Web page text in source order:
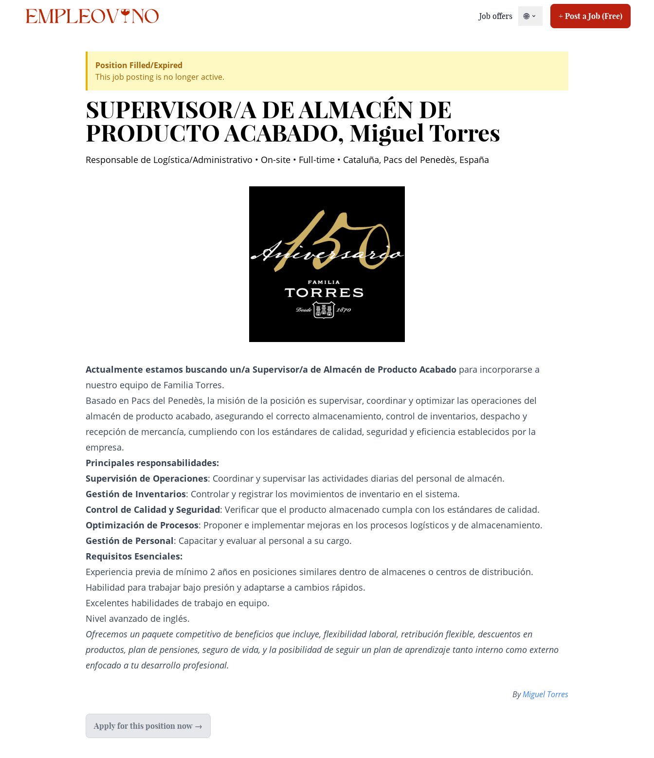
Job offers 🌐 + Post a Job (Free)
Position Filled/Expired
This job posting is no longer active.
SUPERVISOR/A DE ALMACÉN DE
PRODUCTO ACABADO, Miguel Torres
Responsable de Logística/Administrativo • On-site • Full-time • Cataluña, Pacs del Penedès, España
Actualmente estamos buscando un/a Supervisor/a de Almacén de Producto Acabado para incorporarse a
nuestro equipo de Familia Torres.
Basado en Pacs del Penedès, la misión de la posición es supervisar, coordinar y optimizar las operaciones del
almacén de producto acabado, asegurando el correcto almacenamiento, control de inventarios, despacho y
recepción de mercancía, cumpliendo con los estándares de calidad, seguridad y eficiencia establecidos por la
empresa.
Principales responsabilidades:
Supervisión de Operaciones: Coordinar y supervisar las actividades diarias del personal de almacén.
Gestión de Inventarios: Controlar y registrar los movimientos de inventario en el sistema.
Control de Calidad y Seguridad: Verificar que el producto almacenado cumpla con los estándares de calidad.
Optimización de Procesos: Proponer e implementar mejoras en los procesos logísticos y de almacenamiento.
Gestión de Personal: Capacitar y evaluar al personal a su cargo.
Requisitos Esenciales:
Experiencia previa de mínimo 2 años en posiciones similares dentro de almacenes o centros de distribución.
Habilidad para trabajar bajo presión y adaptarse a cambios rápidos.
Excelentes habilidades de trabajo en equipo.
Nivel avanzado de inglés.
Ofrecemos un paquete competitivo de beneficios que incluye, flexibilidad laboral, retribución flexible, descuentos en
productos, plan de pensiones, seguro de vida, y la posibilidad de seguir un plan de aprendizaje tanto interno como externo
enfocado a tu desarrollo profesional.
ByMiguel Torres
Apply for this position now →